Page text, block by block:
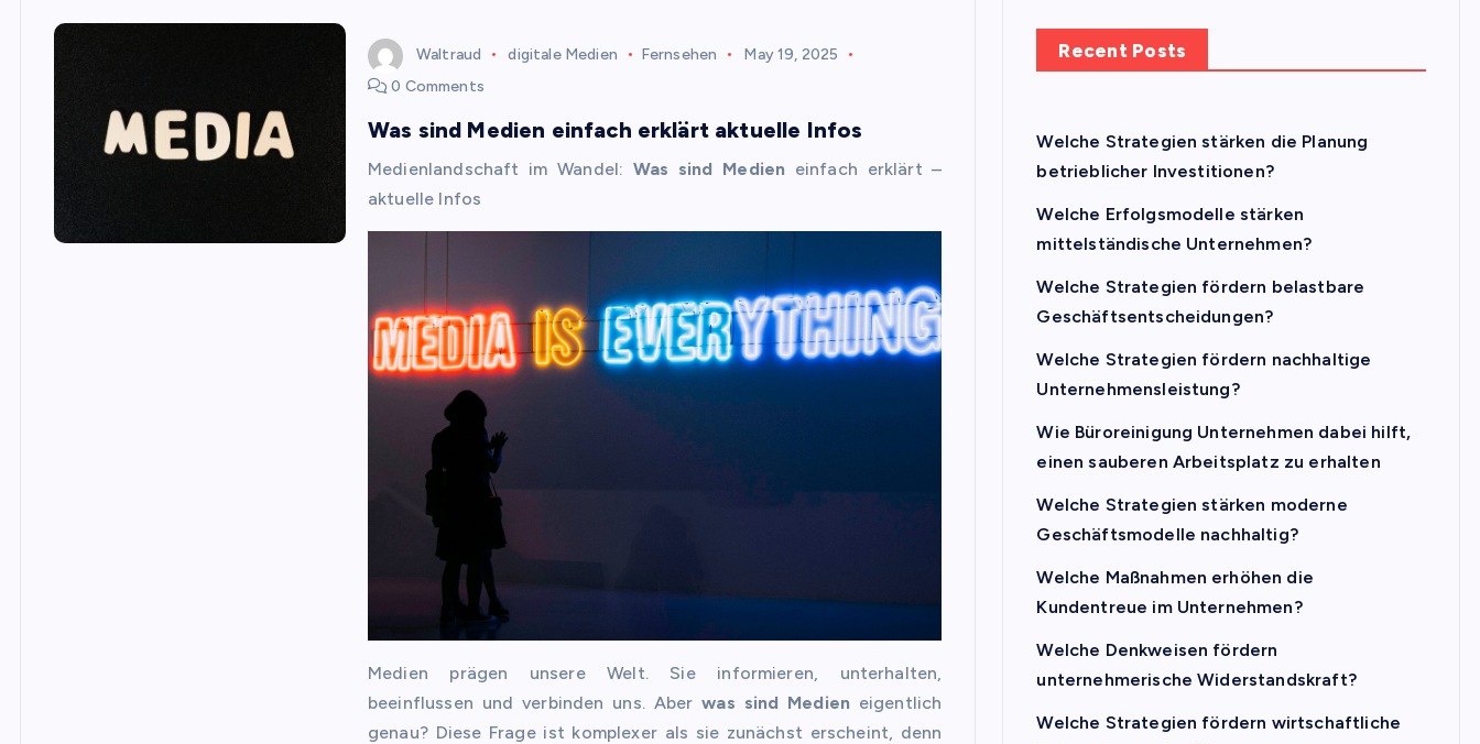
Waltraud digitale Medien Fernsehen
May 19, 2025
0 Comments
Was sind Medien einfach erklärt aktuelle Infos
Medienlandschaft im Wandel: Was sind Medien einfach erklärt –
aktuelle Infos
Medien prägen unsere Welt. Sie informieren, unterhalten,
beeinflussen und verbinden uns. Aberwas sind Medien eigentlich
genau? Diese Frage ist komplexer als sie zunächst erscheint, denn
Recent Posts
Welche Strategien stärken die Planung
betrieblicher Investitionen?
Welche Erfolgsmodelle stärken
mittelständische Unternehmen?
Welche Strategien fördern belastbare
Geschäftsentscheidungen?
Welche Strategien fördern nachhaltige
Unternehmensleistung?
Wie Büroreinigung Unternehmen dabei hilft,
einen sauberen Arbeitsplatz zu erhalten
Welche Strategien stärken moderne
Geschäftsmodelle nachhaltig?
Welche Maßnahmen erhöhen die
Kundentreue im Unternehmen?
Welche Denkweisen fördern
unternehmerische Widerstandskraft?
Welche Strategien fördern wirtschaftliche